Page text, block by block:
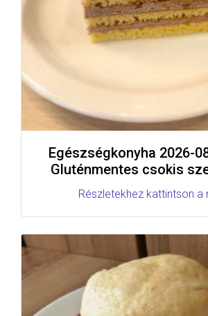
Egészségkonyha 2026-
Gluténmentes csokis
Részletekhez kattintson a